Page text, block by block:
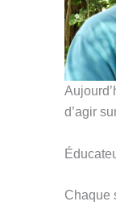
d’agir
Chaque